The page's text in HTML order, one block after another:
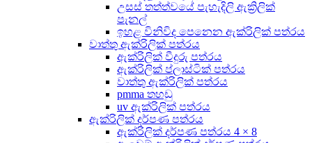
උසස් තත්ත්වයේ පැහැදිලි ඇක්‍රිලික්
පැනල්
ඉහළ විනිවිද පෙනෙන ඇක්රිලික් පත්රය
වාත්තු ඇක්රිලික් පත්රය
ඇක්රිලික් වීදුරු පත්රය
ඇක්රිලික් ප්ලාස්ටික් පත්රය
වාත්තු ඇක්රිලික් පත්රය
pmma තහඩු
uv ඇක්රිලික් පත්රය
ඇක්රිලික් දර්පණ පත්රය
ඇක්රිලික් දර්පණ පත්රය 4 × 8